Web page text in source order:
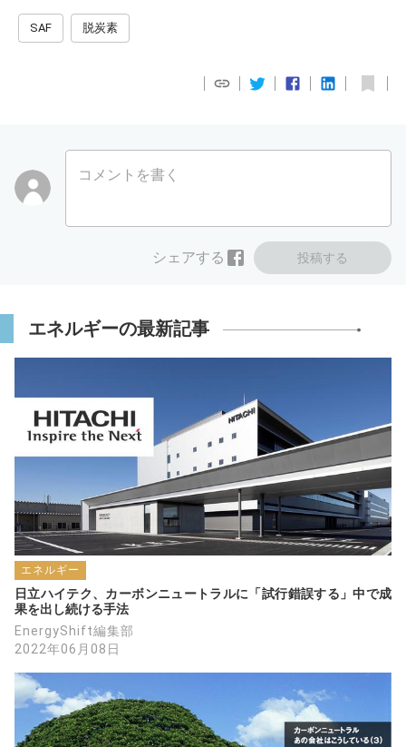
SAF 脱炭素
コメントを書く
投稿する
シェアする
エネルギーの最新記事
エネルギー
日立ハイテク、カーボンニュートラルに「試行錯誤する」中で成
果を出し続ける手法
EnergyShift編集部
2022年06月08日